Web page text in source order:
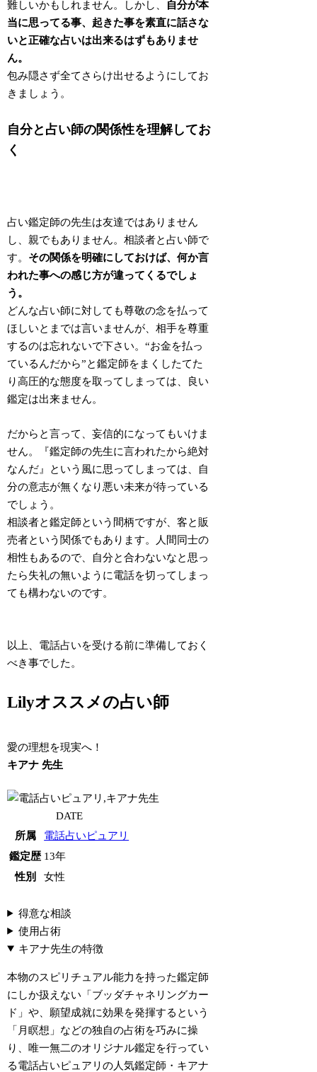
難しいかもしれません。しかし、
自分が本
当に思ってる事、起きた事を素直に話さな
いと正確な占いは出来るはずもありませ
ん。
包み隠さず全てさらけ出せるようにしてお
きましょう。
自分と占い師の関係性を理解してお
く
占い鑑定師の先生は友達ではありません
し、親でもありません。相談者と占い師で
す。 その関係を明確にしておけば、何か言
われた事への感じ方が違ってくるでしょ
う。
どんな占い師に対しても尊敬の念を払って
ほしいとまでは言いませんが、相手を尊重
するのは忘れないで下さい。“お金を払っ
ているんだから”と鑑定師をまくしたてた
り高圧的な態度を取ってしまっては、良い
鑑定は出来ません。
だからと言って、妄信的になってもいけま
せん。
『鑑定師の先生に言われたから絶対
なんだ』
という風に思ってしまっては、自
分の意志が無くなり悪い未来が待っている
でしょう。
相談者と鑑定師という間柄ですが、客と販
売者という関係でもあります。人間同士の
相性もあるので、自分と合わないなと思っ
たら失礼の無いように電話を切ってしまっ
ても構わないのです。
以上、電話占いを受ける前に準備しておく
べき事でした。
Lilyオススメの占い師
愛の理想を現実へ！
キアナ 先生
DATE
所属
電話占いピュアリ
鑑定歴 13年
性別
女性
得意な相談
使用占術
キアナ先生の特徴
本物のスピリチュアル能力を持った鑑定師
にしか扱えない「ブッダチャネリングカー
ド」や、願望成就に効果を発揮するという
「月瞑想」などの独自の占術を巧みに操
り、唯一無二のオリジナル鑑定を行ってい
る電話占いピュアリの人気鑑定師・キアナ